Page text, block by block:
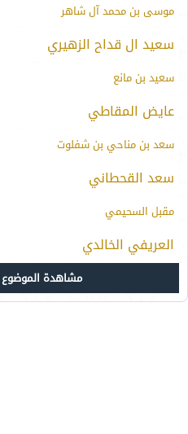
موسى بن محمد آل شاهر
سعيد ال قداح الزهيري
سعيد بن مانع
عايض المقاطي
سعد بن مناحي بن شفلوت
سعد القحطاني
مقبل السحيمي
العريفي الخالدي
مشاهدة